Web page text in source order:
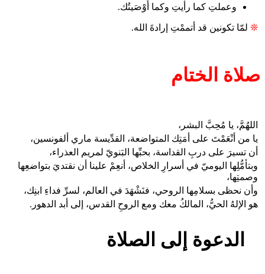
وعملتِ كما رأيتِ وكما أَوْصَيتُك.
❊ لمّا تكونين قد أتممْتِ إرادةَ الله.
صلاة الختام
اللهُمَّ، يا مُحِبَّ البشر،
يا من أنْعَمْتَ على أمَتِك المتواضعة، القدِّيسة ماري ألفونسين،
أن تسيرَ على دربِ القداسة، بحبِّها البَنويّ لمريم العذراء،
وبتأمُّلِها اليوميّ في أسرارِ الخلاص، أنعِمْ علينا أن نقتديَ بتواضعِها
وصمتِها،
وأن نحظى بسلامِها الروحي، فنَشْهَدَ في العالم، لسرِّ فداءِ ابنِك،
هو الإلهُ الحيُّ، المالكُ معك ومع الروحِ القدس، إلى أبد الدهور.
الدعوة إلى الصلاة